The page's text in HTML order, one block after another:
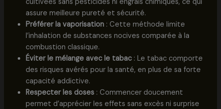
assure meilleure pureté et sécurité.
Préférer la vaporisation: Cette méthode limite
l’inhalation de substances nocives comparée à la
combustion classique.
Éviter le mélange avec le tabac: Le tabac comporte
des risques avérés pour la santé, en plus de sa forte
capacité addictive.
Respecter les doses: Commencer doucement
permet d’apprécier les effets sans excès ni surprise